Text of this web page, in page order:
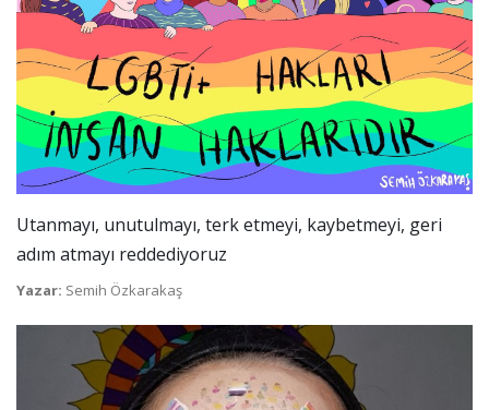
Utanmayı, unutulmayı, terk etmeyi, kaybetmeyi, geri
adım atmayı reddediyoruz
Yazar: Semih Özkarakaş